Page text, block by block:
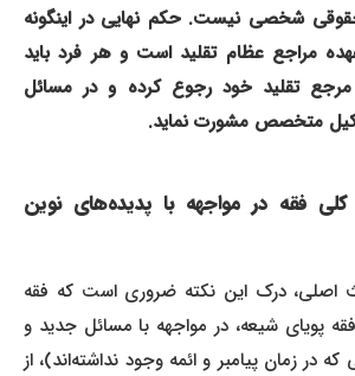
شخصی نیست. حکم نهایی در اینگونه
مراجع عظام تقلید است و هر فرد باید
تقلید خود رجوع کرده و در مسائل
متخصص مشورت نماید.
فقه در مواجهه با پدیده‌های نوین
درک این نکته ضروری است که فقه
شیعه، در مواجهه با مسائل جدید و
زمان پیامبر و ائمه وجود نداشته‌اند)، از